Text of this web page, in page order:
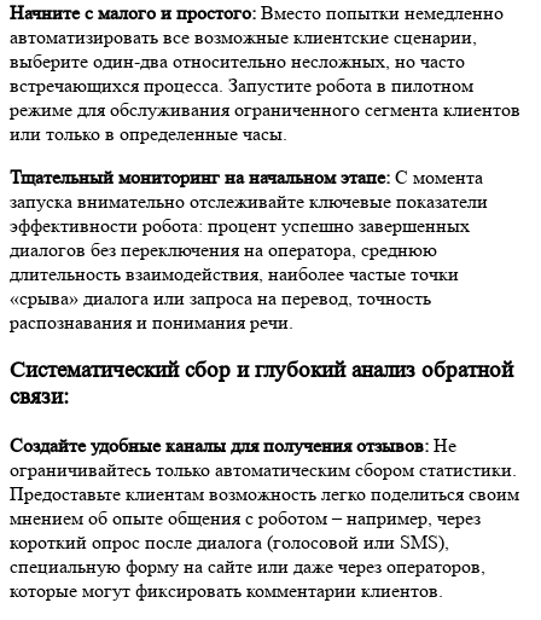
Начните с малого и простого: Вместо попытки немедленно
автоматизировать все возможные клиентские сценарии,
выберите один-два относительно несложных, но часто
встречающихся процесса. Запустите робота в пилотном
режиме для обслуживания ограниченного сегмента клиентов
или только в определенные часы.
Тщательный мониторинг на начальном этапе: С момента
запуска внимательно отслеживайте ключевые показатели
эффективности робота: процент успешно завершенных
диалогов без переключения на оператора, среднюю
длительность взаимодействия, наиболее частые точки
«срыва» диалога или запроса на перевод, точность
распознавания и понимания речи.
Систематический сбор и глубокий анализ обратной
связи:
Создайте удобные каналы для получения отзывов: Не
ограничивайтесь только автоматическим сбором статистики.
Предоставьте клиентам возможность легко поделиться своим
мнением об опыте общения с роботом – например, через
короткий опрос после диалога (голосовой или SMS),
специальную форму на сайте или даже через операторов,
которые могут фиксировать комментарии клиентов.